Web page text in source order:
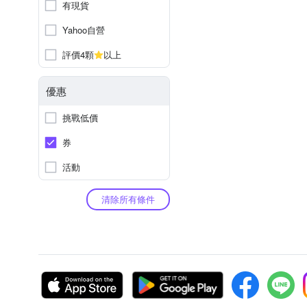
有現貨
Yahoo自營
評價4顆
以上
優惠
挑戰低價
券
活動
清除所有條件